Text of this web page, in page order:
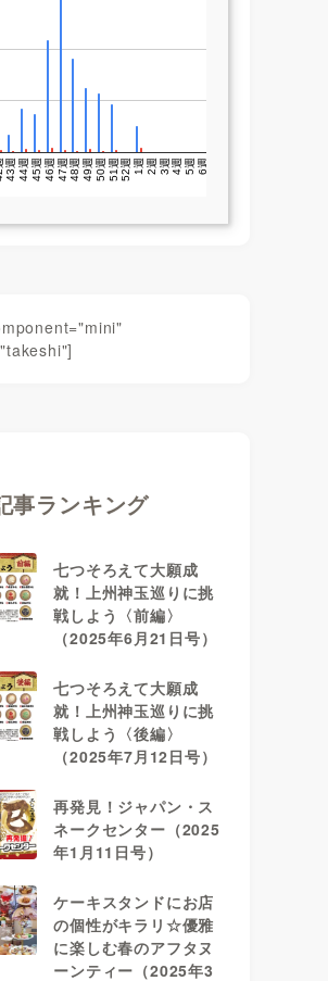
事ランキング
七つそろえて大願成
就！上州神玉巡りに挑
戦しよう〈前編〉
（2025年6月21日号）
七つそろえて大願成
就！上州神玉巡りに挑
戦しよう〈後編〉
（2025年7月12日号）
再発見！ジャパン・ス
ネークセンター（2025
年1月11日号）
ケーキスタンドにお店
の個性がキラリ☆優雅
に楽しむ春のアフタヌ
ーンティー（2025年3